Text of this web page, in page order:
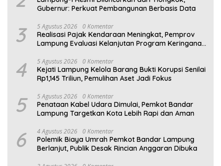
Gubernur: Perkuat Pembangunan Berbasis Data
3 5 Agustus 2026 0 Komentar
Realisasi Pajak Kendaraan Meningkat, Pemprov
Lampung Evaluasi Kelanjutan Program Keringanan
4 5 Agustus 2026 0 Komentar
Kejati Lampung Kelola Barang Bukti Korupsi Senilai
Rp1,145 Triliun, Pemulihan Aset Jadi Fokus
5 5 Agustus 2026 0 Komentar
Penataan Kabel Udara Dimulai, Pemkot Bandar
Lampung Targetkan Kota Lebih Rapi dan Aman
6 4 Agustus 2026 0 Komentar
Polemik Biaya Umrah Pemkot Bandar Lampung
Berlanjut, Publik Desak Rincian Anggaran Dibuka